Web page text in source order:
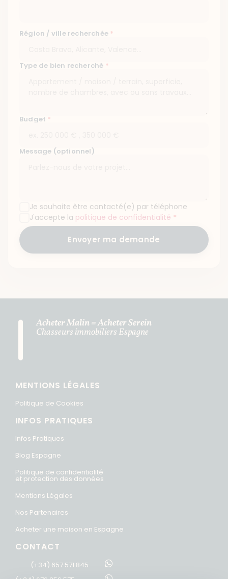
Région / ville recherchée *
Type de bien recherché *
Budget *
Message (optionnel)
Je souhaite être contacté(e) par téléphone
J'accepte la politique de confidentialité *
Envoyer ma demande
Acheter Malin = Acheter Serein
Chasseurs immobiliers Espagne
MENTIONS LÉGALES
Politique de Cookies
INFOS PRATIQUES
Infos Pratiques
Blog Espagne
Politique de confidentialité
et protection des données
Mentions Légales
Nos Partenaires
Acheter une maison en Espagne
CONTACT
(+34) 657 571 845